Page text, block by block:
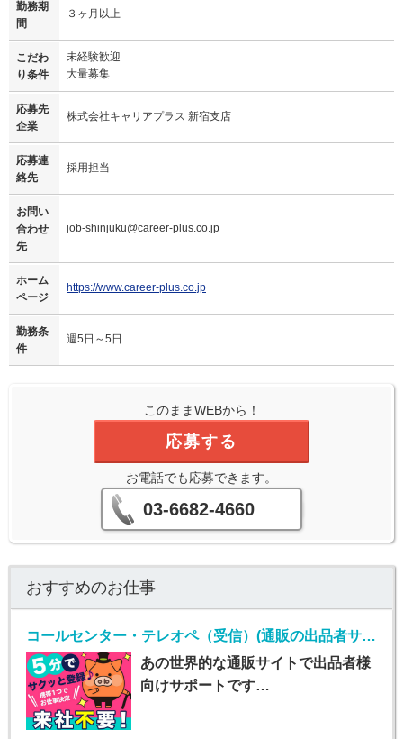
勤務期
間
３ヶ月以上
こだわ
り条件
未経験歓迎
大量募集
応募先
企業
株式会社キャリアプラス 新宿支店
応募連
絡先
採用担当
お問い
合わせ
先
job-shinjuku@career-plus.co.jp
ホーム
ページ
https://www.career-plus.co.jp
勤務条
件
週5日～5日
このままWEBから！
応募する
お電話でも応募できます。
03-6682-4660
おすすめのお仕事
コールセンター・テレオペ（受信）(通販の出品者サポート（メール・チャット・電話）)
あの世界的な通販サイトで出品者様
向けサポートです…